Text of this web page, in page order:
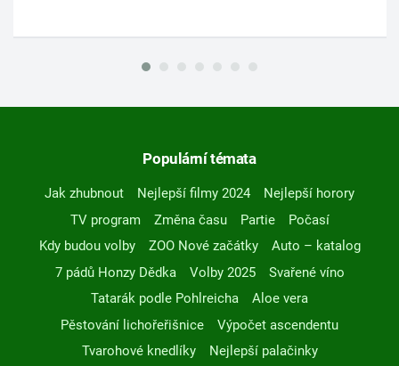
Populární témata
Jak zhubnout Nejlepší filmy 2024
Nejlepší horory
TV program
Změna času Partie
Počasí
Kdy budou volby
ZOO Nové začátky
Auto – katalog
7 pádů Honzy Dědka
Volby 2025
Svařené víno
Tatarák podle Pohlreicha
Aloe vera
Pěstování lichořeřišnice
Výpočet ascendentu
Tvarohové knedlíky
Nejlepší palačinky